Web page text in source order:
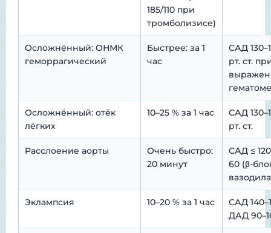
185/110 при
тромболизисе)
Осложнённый: ОНМК
геморрагический
Быстрее: за 1
час
САД
рт. ст.
гематоме
Осложнённый: отёк
лёгких
10–25 % за 1 час
САД
рт. ст.
Расслоение аорты
Очень быстро:
20 минут
САД ≤
60 (β-
Эклампсия 10–20 % за 1 час
САД
ДАД